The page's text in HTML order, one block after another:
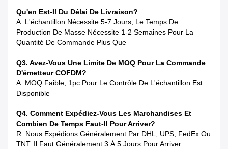
Qu'en Est-Il Du Délai De Livraison?
A: L'échantillon Nécessite 5-7 Jours, Le Temps De
Production De Masse Nécessite 1-2 Semaines Pour La
Quantité De Commande Plus Que
Q3. Avez-Vous Une Limite De MOQ Pour La Commande
D'émetteur COFDM?
A: MOQ Faible, 1pc Pour Le Contrôle De L'échantillon Est
Disponible
Q4. Comment Expédiez-Vous Les Marchandises Et
Combien De Temps Faut-Il Pour Arriver?
R: Nous Expédions Généralement Par DHL, UPS, FedEx Ou
TNT. Il Faut Généralement 3 À 5 Jours Pour Arriver.